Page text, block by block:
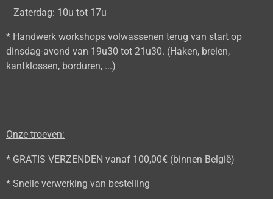
Zaterdag: 10u tot 17u
* Handwerk workshops volwassenen terug van start op
dinsdag-avond van 19u30 tot 21u30. (Haken, breien,
kantklossen, borduren, ...)
Onze troeven:
* GRATIS VERZENDEN vanaf 100,00€ (binnen België)
* Snelle verwerking van bestelling